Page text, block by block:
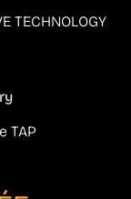
TECHNOLOGY
TAP